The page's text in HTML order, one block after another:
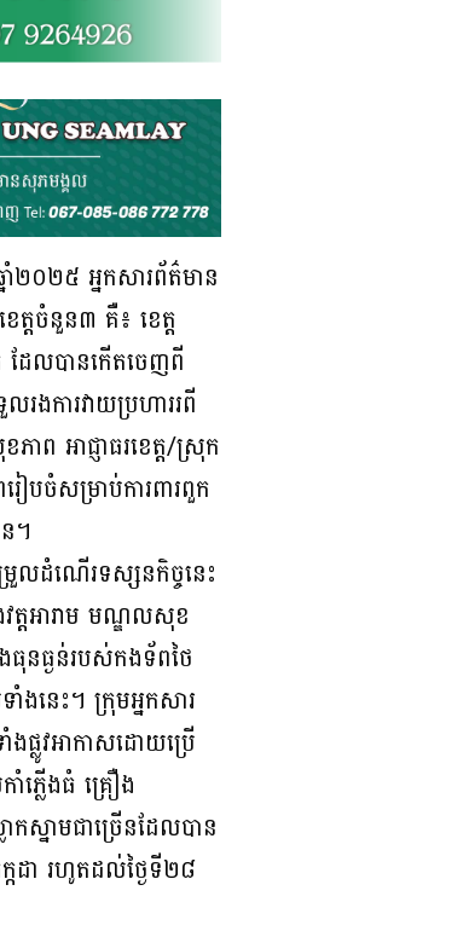
២០២៥ អ្នកសារព័ត៌មាន
តចំនួន៣ គឺ៖ ខេត្ត
ដែលបានកើតចេញពី
ងការវាយប្រហាររពី
ព អាជ្ញាធរខេត្ត/ស្រុក
បចំសម្រាប់ការពារពួក
។
រួលដំណើរទស្សនកិច្ចនេះ
តអារាម មណ្ឌលសុខ
ធុនធ្ងន់របស់កងទ័ពថៃ
នេះ។ ក្រុមអ្នកសារ
ផ្លូវអាកាសដោយប្រើ
ភ្លើងធំ គ្រឿង
ស្នាមជាច្រើនដែលបាន
កដា រហូតដល់ថ្ងៃទី២៨